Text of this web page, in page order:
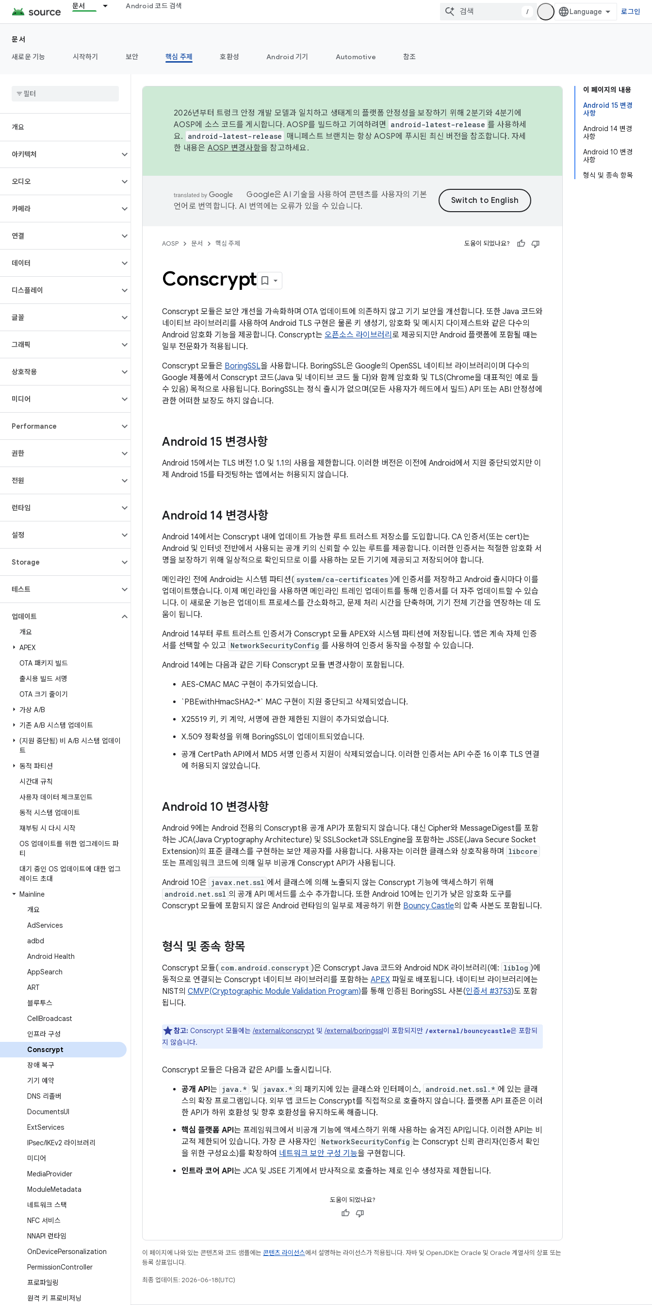
문서 Android 코드 검색
/ 로그인
문서
새로운 기능
시작하기 보안 핵심 주제 호환성 Android 기기 Automotive 참조
개요
아키텍처
오디오
카메라
연결
데이터
디스플레이
글꼴
그래픽
상호작용
미디어
Performance
권한
전원
런타임
설정
Storage
테스트
업데이트
개요
APEX
OTA 패키지 빌드
출시용 빌드 서명
OTA 크기 줄이기
가상 A/B
기존 A/B 시스템 업데이트
(지원 중단됨) 비 A/B 시스템 업데이
트
동적 파티션
시간대 규칙
사용자 데이터 체크포인트
동적 시스템 업데이트
재부팅 시 다시 시작
OS 업데이트를 위한 업그레이드 파
티
대기 중인 OS 업데이트에 대한 업그
레이드 초대
Mainline
개요
AdServices
adbd
Android Health
AppSearch
ART
블루투스
CellBroadcast
인프라 구성
Conscrypt
장애 복구
기기 예약
DNS 리졸버
DocumentsUI
ExtServices
IPsec/IKEv2 라이브러리
미디어
MediaProvider
ModuleMetadata
네트워크 스택
NFC 서비스
NNAPI 런타임
OnDevicePersonalization
PermissionController
프로파일링
원격 키 프로비저닝
이 페이지의 내용
Android 15 변경
사항
Android 14 변경
사항
Android 10 변경
사항
형식 및 종속 항목
2026년부터 트렁크 안정 개발 모델과 일치하고 생태계의 플랫폼 안정성을 보장하기 위해 2분기와 4분기에
AOSP에 소스 코드를 게시합니다. AOSP를 빌드하고 기여하려면
android-latest-release 를 사용하세
요.
android-latest-release
매니페스트 브랜치는 항상 AOSP에 푸시된 최신 버전을 참조합니다. 자세
한 내용은 AOSP 변경사항을 참고하세요.
Google은 AI 기술을 사용하여 콘텐츠를 사용자의 기본
언어로 번역합니다. AI 번역에는 오류가 있을 수 있습니다.
AOSP 문서 핵심 주제 도움이 되었나요?
Conscrypt
Conscrypt 모듈은 보안 개선을 가속화하며 OTA 업데이트에 의존하지 않고 기기 보안을 개선합니다. 또한 Java 코드와
네이티브 라이브러리를 사용하여 Android TLS 구현은 물론 키 생성기, 암호화 및 메시지 다이제스트와 같은 다수의
Android 암호화 기능을 제공합니다. Conscrypt는 오픈소스 라이브러리 로 제공되지만 Android 플랫폼에 포함될 때는
일부 전문화가 적용됩니다.
Conscrypt 모듈은 BoringSSL을 사용합니다. BoringSSL은 Google의 OpenSSL 네이티브 라이브러리이며 다수의
Google 제품에서 Conscrypt 코드(Java 및 네이티브 코드 둘 다)와 함께 암호화 및 TLS(Chrome을 대표적인 예로 들
수 있음) 목적으로 사용됩니다. BoringSSL는 정식 출시가 없으며(모든 사용자가 헤드에서 빌드) API 또는 ABI 안정성에
관한 어떠한 보장도 하지 않습니다.
Android 15 변경사항
Android 15에서는 TLS 버전 1.0 및 1.1의 사용을 제한합니다. 이러한 버전은 이전에 Android에서 지원 중단되었지만 이
제 Android 15를 타겟팅하는 앱에서는 허용되지 않습니다.
Android 14 변경사항
Android 14에서는 Conscrypt 내에 업데이트 가능한 루트 트러스트 저장소를 도입합니다. CA 인증서(또는 cert)는
Android 및 인터넷 전반에서 사용되는 공개 키의 신뢰할 수 있는 루트를 제공합니다. 이러한 인증서는 적절한 암호화 서
명을 보장하기 위해 일상적으로 확인되므로 이를 사용하는 모든 기기에 제공되고 저장되어야 합니다.
메인라인 전에 Android는 시스템 파티션( system/ca-certificates )에 인증서를 저장하고 Android 출시마다 이를
업데이트했습니다. 이제 메인라인을 사용하면 메인라인 트레인 업데이트를 통해 인증서를 더 자주 업데이트할 수 있습
니다. 이 새로운 기능은 업데이트 프로세스를 간소화하고, 문제 처리 시간을 단축하며, 기기 전체 기간을 연장하는 데 도
움이 됩니다.
Android 14부터 루트 트러스트 인증서가 Conscrypt 모듈 APEX와 시스템 파티션에 저장됩니다. 앱은 계속 자체 인증
서를 선택할 수 있고 NetworkSecurityConfig 를 사용하여 인증서 동작을 수정할 수 있습니다.
Android 14에는 다음과 같은 기타 Conscrypt 모듈 변경사항이 포함됩니다.
AES-CMAC MAC 구현이 추가되었습니다.
`PBEwithHmacSHA2-*` MAC 구현이 지원 중단되고 삭제되었습니다.
X25519 키, 키 계약, 서명에 관한 제한된 지원이 추가되었습니다.
X.509 정확성을 위해 BoringSSL이 업데이트되었습니다.
공개 CertPath API에서 MD5 서명 인증서 지원이 삭제되었습니다. 이러한 인증서는 API 수준 16 이후 TLS 연결
에 허용되지 않았습니다.
Android 10 변경사항
Android 9에는 Android 전용의 Conscrypt용 공개 API가 포함되지 않습니다. 대신 Cipher와 MessageDigest를 포함
하는 JCA(Java Cryptography Architecture) 및 SSLSocket과 SSLEngine을 포함하는 JSSE(Java Secure Socket
Extension)의 표준 클래스를 구현하는 보안 제공자를 사용합니다. 사용자는 이러한 클래스와 상호작용하며
libcore
또는 프레임워크 코드에 의해 일부 비공개 Conscrypt API가 사용됩니다.
Android 10은 javax.net.ssl 에서 클래스에 의해 노출되지 않는 Conscrypt 기능에 액세스하기 위해
android.net.ssl 의 공개 API 메서드를 소수 추가합니다. 또한 Android 10에는 인기가 낮은 암호화 도구를
Conscrypt 모듈에 포함되지 않은 Android 런타임의 일부로 제공하기 위한 Bouncy Castle의 압축 사본도 포함됩니다.
형식 및 종속 항목
Conscrypt 모듈( com.android.conscrypt )은 Conscrypt Java 코드와 Android NDK 라이브러리(예: liblog )에
동적으로 연결되는 Conscrypt 네이티브 라이브러리를 포함하는 APEX 파일로 배포됩니다. 네이티브 라이브러리에는
NIST의 CMVP(Cryptographic Module Validation Program)를 통해 인증된 BoringSSL 사본(인증서 #3753)도 포함
됩니다.
참고: Conscrypt 모듈에는 /external/conscrypt 및 /external/boringssl이 포함되지만 /external/bouncycastle은 포함되
지 않습니다.
Conscrypt 모듈은 다음과 같은 API를 노출시킵니다.
공개 API는 java.* 및 javax.* 의 패키지에 있는 클래스와 인터페이스, android.net.ssl.* 에 있는 클래
스의 확장 프로그램입니다. 외부 앱 코드는 Conscrypt를 직접적으로 호출하지 않습니다. 플랫폼 API 표준은 이러
한 API가 하위 호환성 및 향후 호환성을 유지하도록 해줍니다.
핵심 플랫폼 API는 프레임워크에서 비공개 기능에 액세스하기 위해 사용하는 숨겨진 API입니다. 이러한 API는 비
교적 제한되어 있습니다. 가장 큰 사용자인
NetworkSecurityConfig 는 Conscrypt 신뢰 관리자(인증서 확인
을 위한 구성요소)를 확장하여 네트워크 보안 구성 기능을 구현합니다.
인트라 코어 API는 JCA 및 JSEE 기계에서 반사적으로 호출하는 제로 인수 생성자로 제한됩니다.
도움이 되었나요?
이 페이지에 나와 있는 콘텐츠와 코드 샘플에는 콘텐츠 라이선스에서 설명하는 라이선스가 적용됩니다. 자바 및 OpenJDK는 Oracle 및 Oracle 계열사의 상표 또는
등록 상표입니다.
최종 업데이트: 2026-06-18(UTC)